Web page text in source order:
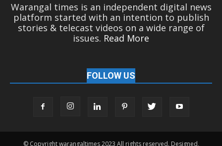
Warangal times is an independent digital news
platform started with an intention to publish
stories & telecast videos on a wide range of
issues. Read More
FOLLOW US
© Copyright warangaltimes 2023 All rights reserved. Designed,